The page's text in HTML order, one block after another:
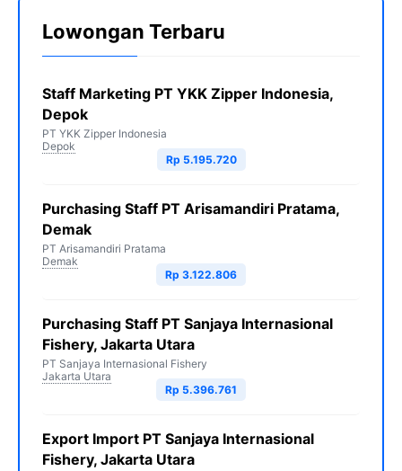
Lowongan Terbaru
Staff Marketing PT YKK Zipper Indonesia,
Depok
PT YKK Zipper Indonesia
Depok
Rp 5.195.720
Purchasing Staff PT Arisamandiri Pratama,
Demak
PT Arisamandiri Pratama
Demak
Rp 3.122.806
Purchasing Staff PT Sanjaya Internasional
Fishery, Jakarta Utara
PT Sanjaya Internasional Fishery
Jakarta Utara
Rp 5.396.761
Export Import PT Sanjaya Internasional
Fishery, Jakarta Utara